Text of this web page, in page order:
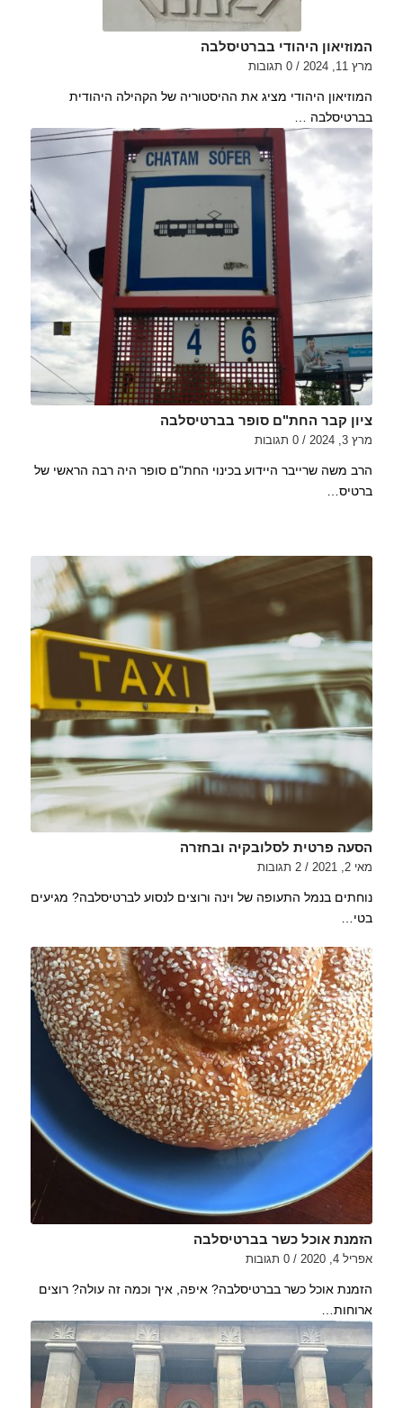
המוזיאון היהודי בברטיסלבה
מרץ 11, 2024 / 0 תגובות
המוזיאון היהודי מציג את ההיסטוריה של הקהילה היהודית
בברטיסלבה …
ציון קבר החת"ם סופר בברטיסלבה
מרץ 3, 2024 / 0 תגובות
הרב משה שרייבר היידוע בכינוי החת"ם סופר היה רבה הראשי של
ברטיס…
הסעה פרטית לסלובקיה ובחזרה
מאי 2, 2021 / 2 תגובות
נוחתים בנמל התעופה של וינה ורוצים לנסוע לברטיסלבה? מגיעים
בטי…
הזמנת אוכל כשר בברטיסלבה
אפריל 4, 2020 / 0 תגובות
הזמנת אוכל כשר בברטיסלבה? איפה, איך וכמה זה עולה? רוצים
ארוחות…